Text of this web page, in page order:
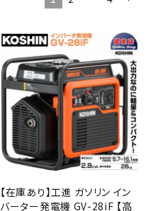
【在庫あり】工進 ガソリン イン
バーター発電機 GV-28iF 【高